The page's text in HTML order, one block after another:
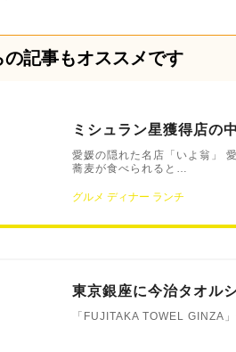
の記事もオススメです
ミシュラン星獲得店の
愛媛の隠れた名店「いよ翁」
蕎麦が食べられると…
グルメ ディナー ランチ
東京銀座に今治タオル
「FUJITAKA TOWEL GINZA